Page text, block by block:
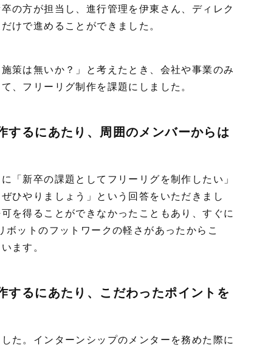
の方が担当し、進行管理を伊東さん、ディレク
けで進めることができました。
策は無いか？」と考えたとき、会社や事業のみ
、フリーリグ制作を課題にしました。
するにあたり、周囲のメンバーからは
「新卒の課題としてフリーリグを制作したい」
ひやりましょう」という回答をいただきまし
を得ることができなかったこともあり、すぐに
ットのフットワークの軽さがあったからこ
ます。
するにあたり、こだわったポイントを
た。インターンシップのメンターを務めた際に